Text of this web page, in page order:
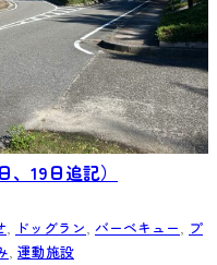
19日追記）
ドッグラン バーベキュー
プ
運動施設